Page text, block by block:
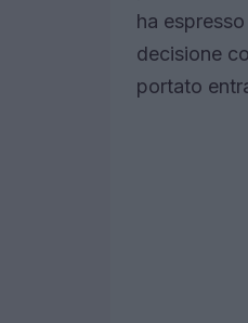
ha
decisione
portato